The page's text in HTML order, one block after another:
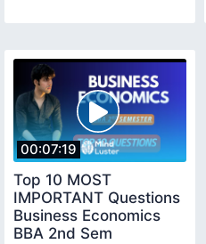
00:07:19
Top 10 MOST
IMPORTANT Questions
Business Economics
BBA 2nd Sem